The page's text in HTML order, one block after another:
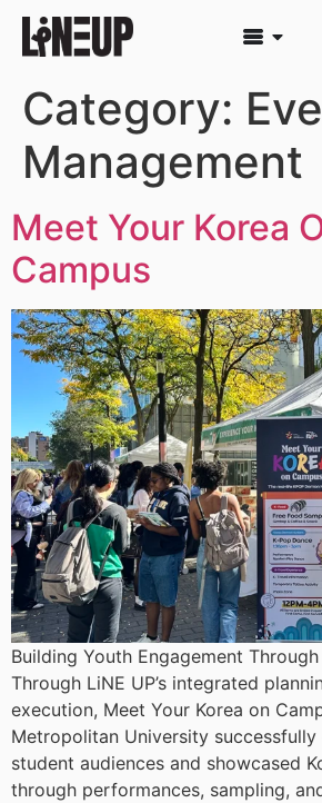
Category:
Management
Meet Your Korea
Campus
Building Youth Engagement
Through LiNE UP’s integrated
execution, Meet Your Korea on
Metropolitan University
student audiences and showcased
through performances, sampling,